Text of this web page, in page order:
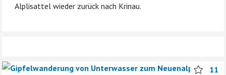
Alplisattel wieder zurück nach Krinau.
11